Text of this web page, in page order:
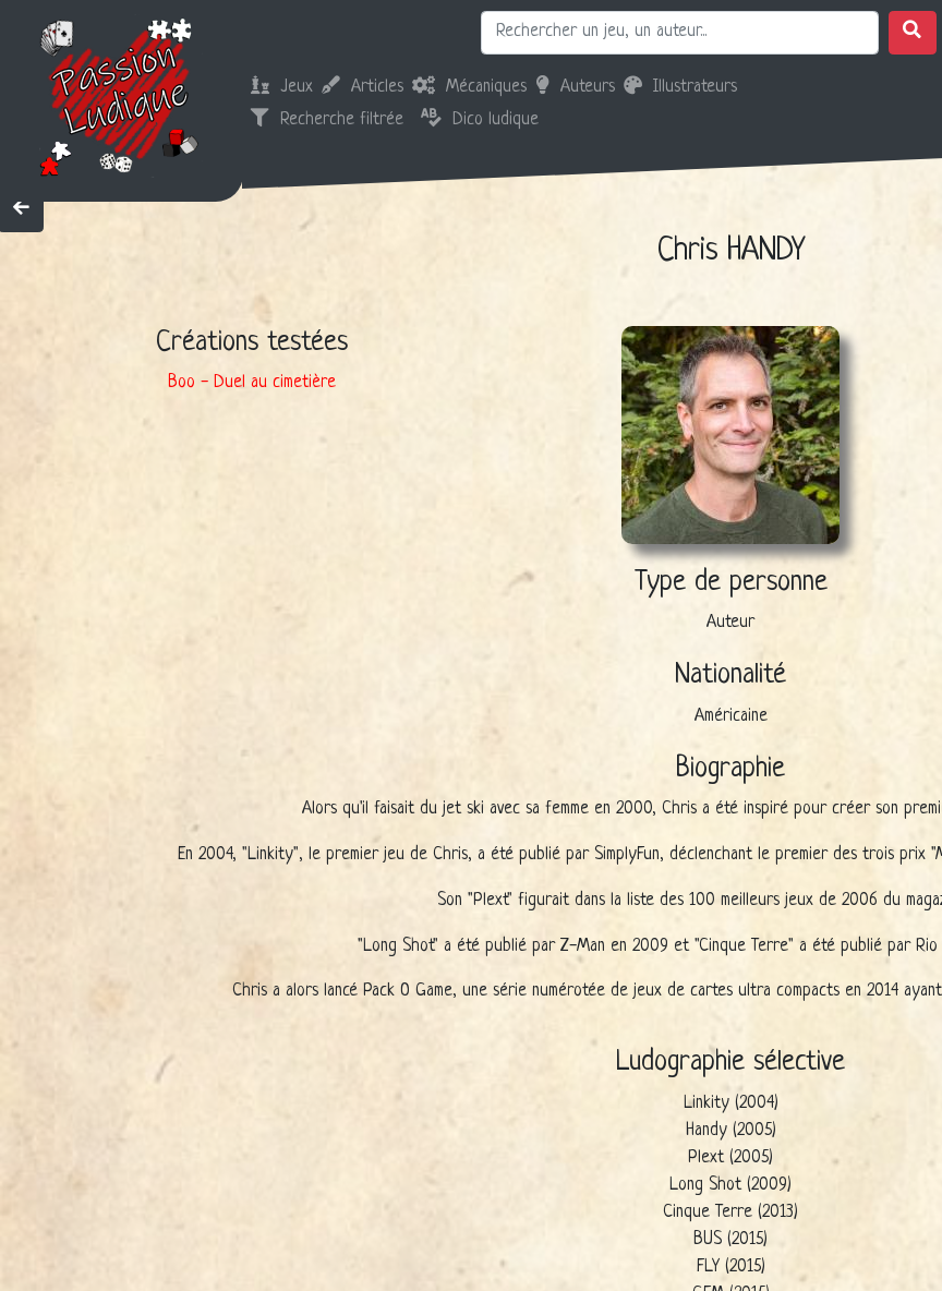
Jeux Articles Mécaniques Auteurs
Illustrateurs
Recherche filtrée
Dico ludique
Chris HANDY
Créations testées
Boo - Duel au cimetière
Type de personne
Auteur
Nationalité
Américaine
Biographie
Alors qu'il faisait du jet ski avec sa femme en 2000, Chris a été inspiré pour créer son
En 2004, "Linkity", le premier jeu de Chris, a été publié par SimplyFun, déclenchant le premier des trois prix
Son "Plext" figurait dans la liste des 100 meilleurs jeux de 2006 du
"Long Shot" a été publié par Z-Man en 2009 et "Cinque Terre" a été publié par Rio
Chris a alors lancé Pack O Game, une série numérotée de jeux de cartes ultra compacts en 2014
Ludographie sélective
Linkity (2004)
Handy (2005)
Plext (2005)
Long Shot (2009)
Cinque Terre (2013)
BUS (2015)
FLY (2015)